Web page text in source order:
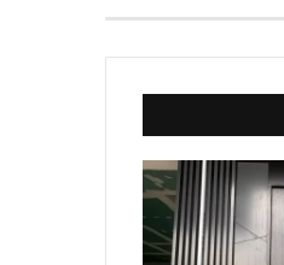
ابواب
كلادينج:
الأنواع،
الأسعار،